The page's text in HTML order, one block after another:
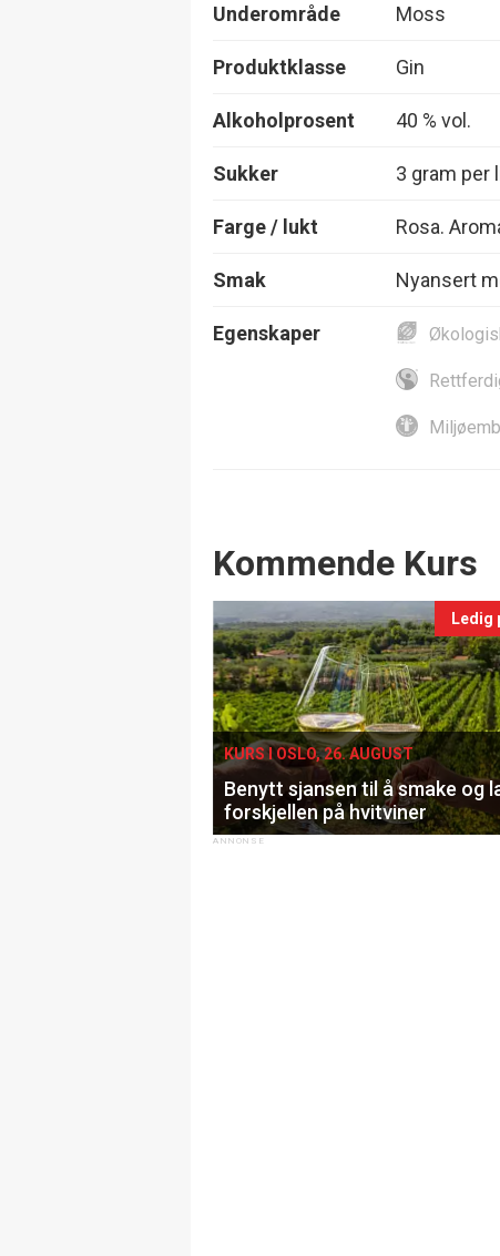
Underområde Moss
Produktklasse Gin
Alkoholprosent 40 % vol.
Sukker 3 gram per
Farge / lukt Rosa.
Smak Nyansert
Egenskaper
Events
Kommende Kurs
Ledig
KURS I OSLO, 26. AUGUST
Benytt sjansen til å smake og
forskjellen på hvitviner